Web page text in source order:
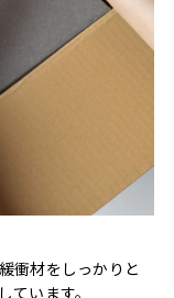
衝材をしっかりと
います。